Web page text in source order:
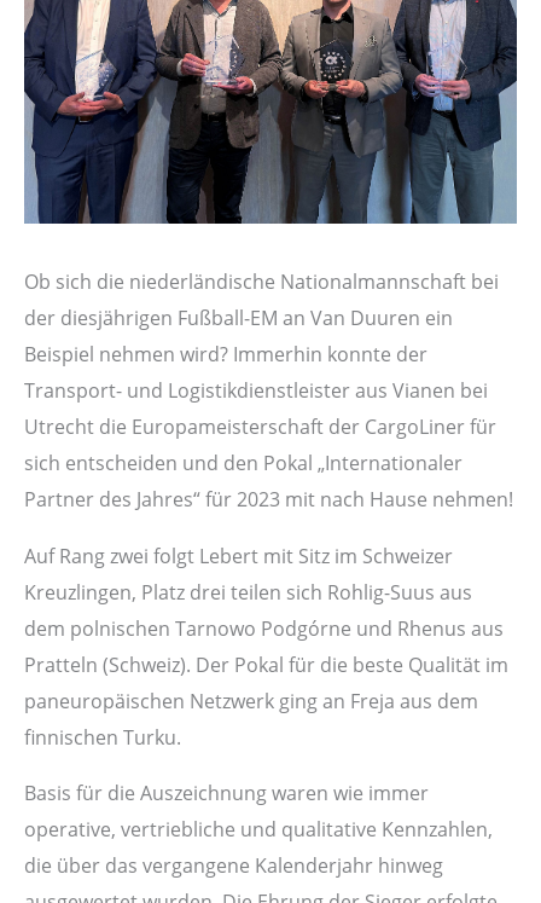
Ob sich die niederländische Nationalmannschaft bei
der diesjährigen Fußball-EM an Van Duuren ein
Beispiel nehmen wird? Immerhin konnte der
Transport- und Logistikdienstleister aus Vianen bei
Utrecht die Europameisterschaft der CargoLiner für
sich entscheiden und den Pokal „Internationaler
Partner des Jahres“ für 2023 mit nach Hause nehmen!
Auf Rang zwei folgt Lebert mit Sitz im Schweizer
Kreuzlingen, Platz drei teilen sich Rohlig-Suus aus
dem polnischen Tarnowo Podgórne und Rhenus aus
Pratteln (Schweiz). Der Pokal für die beste Qualität im
paneuropäischen Netzwerk ging an Freja aus dem
finnischen Turku.
Basis für die Auszeichnung waren wie immer
operative, vertriebliche und qualitative Kennzahlen,
die über das vergangene Kalenderjahr hinweg